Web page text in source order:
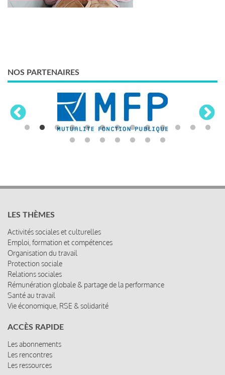
NOS PARTENAIRES
LES THÈMES
Activités sociales et culturelles
Emploi, formation et compétences
Organisation du travail
Protection sociale
Relations sociales
Rémunération globale & partage de la performance
Santé au travail
Vie économique, RSE & solidarité
ACCÈS RAPIDE
Les abonnements
Les rencontres
Les ressources